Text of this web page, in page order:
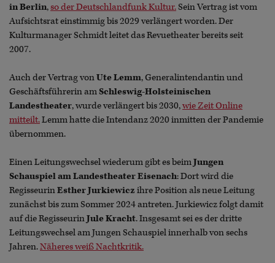
in Berlin,so der Deutschlandfunk Kultur.Sein Vertrag ist vom
Aufsichtsrat einstimmig bis 2029 verlängert worden. Der
Kulturmanager Schmidt leitet das Revuetheater bereits seit
2007.
Auch der Vertrag vonUte Lemm, Generalintendantin und
Geschäftsführerin amSchleswig-Holsteinischen
Landestheater, wurde verlängert bis 2030,wie Zeit Online
mitteilt.Lemm hatte die Intendanz 2020 inmitten der Pandemie
übernommen.
Einen Leitungswechsel wiederum gibt es beimJungen
Schauspiel am Landestheater Eisenach: Dort wird die
RegisseurinEsther Jurkiewicz ihre Position als neue Leitung
zunächst bis zum Sommer 2024 antreten. Jurkiewicz folgt damit
auf die RegisseurinJule Kracht. Insgesamt sei es der dritte
Leitungswechsel am Jungen Schauspiel innerhalb von sechs
Jahren.Näheres weiß Nachtkritik.